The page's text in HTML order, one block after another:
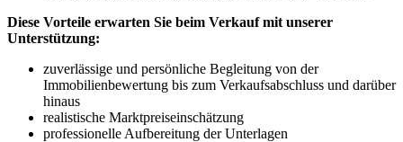
Diese Vorteile erwarten Sie beim Verkauf mit unserer
Unterstützung:
zuverlässige und persönliche Begleitung von der
Immobilienbewertung bis zum Verkaufsabschluss und darüber
hinaus
realistische Marktpreiseinschätzung
professionelle Aufbereitung der Unterlagen